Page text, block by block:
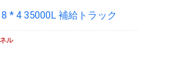
* 4 35000L 補給トラック
ル